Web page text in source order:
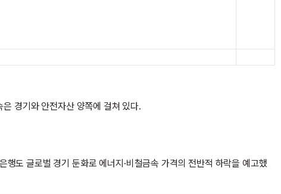
경기와 안전자산 양쪽에 걸쳐 있다.
글로벌 경기 둔화로 에너지·비철금속 가격의 전반적 하락을 예고했